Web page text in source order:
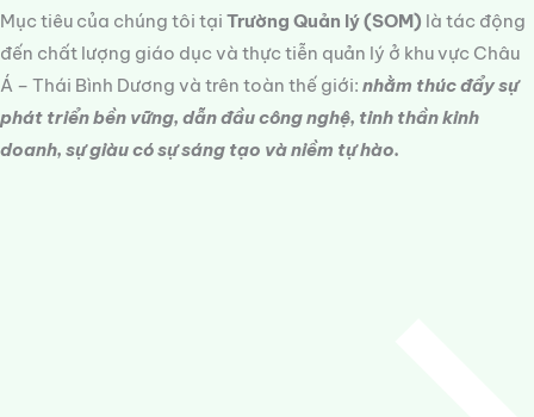
Mục tiêu của chúng tôi tại Trường Quản lý (SOM) là tác động
đến chất lượng giáo dục và thực tiễn quản lý ở khu vực Châu
Á – Thái Bình Dương và trên toàn thế giới: nhằm thúc đẩy sự
phát triển bền vững, dẫn đầu công nghệ, tinh thần kinh
doanh, sự giàu có sự sáng tạo và niềm tự hào.